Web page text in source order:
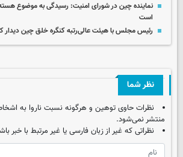
نماینده چین در شورای امنیت: رسیدگی به موضوع
است
رئیس مجلس با هیئت عالی‌رتبه کنگره خلق چین دیدار
نظر شما
نظرات حاوی توهین و هرگونه نسبت ناروا به
منتشر نمی‌شود.
نظراتی که غیر از زبان فارسی یا غیر مرتبط با خبر